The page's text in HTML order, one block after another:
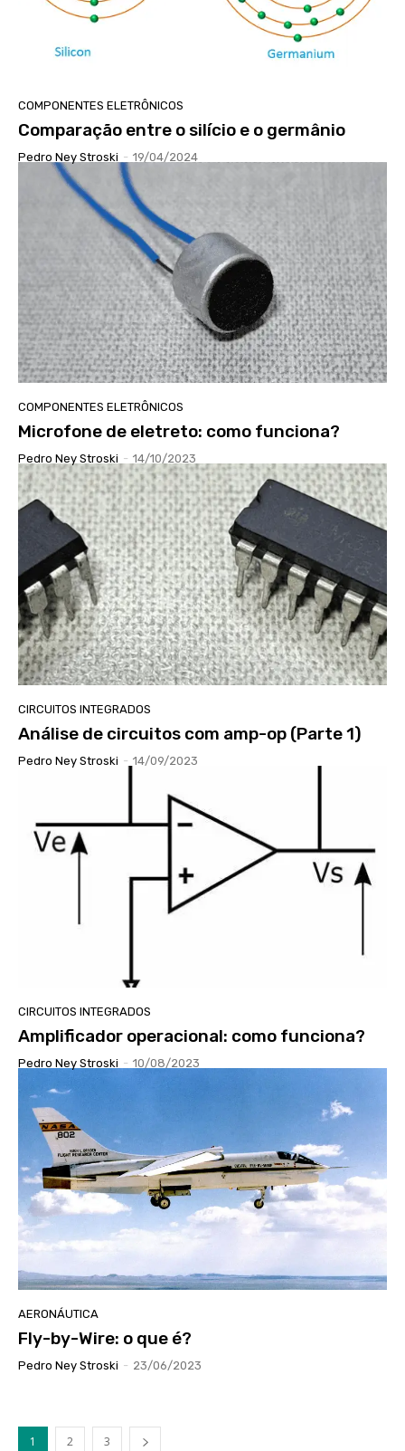
COMPONENTES ELETRÔNICOS
Comparação entre o silício e o germânio
Pedro Ney Stroski - 19/04/2024
COMPONENTES ELETRÔNICOS
Microfone de eletreto: como funciona?
Pedro Ney Stroski - 14/10/2023
CIRCUITOS INTEGRADOS
Análise de circuitos com amp-op (Parte 1)
Pedro Ney Stroski - 14/09/2023
CIRCUITOS INTEGRADOS
Amplificador operacional: como funciona?
Pedro Ney Stroski - 10/08/2023
AERONÁUTICA
Fly-by-Wire: o que é?
Pedro Ney Stroski - 23/06/2023
1 2 3